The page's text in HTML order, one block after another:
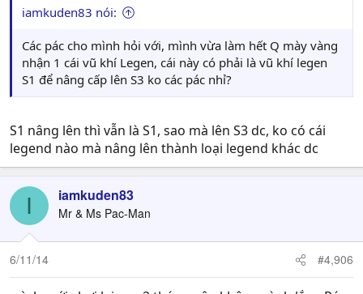
iamkuden83 nói:
Các pác cho mình hỏi với, mình vừa làm hết Q mày vàng
nhận 1 cái vũ khí Legen, cái này có phải là vũ khí legen
S1 để nâng cấp lên S3 ko các pác nhỉ?
S1 nâng lên thì vẫn là S1, sao mà lên S3 dc, ko có cái
legend nào mà nâng lên thành loại legend khác dc
I iamkuden83
Mr & Ms Pac-Man
6/11/14 #4,906